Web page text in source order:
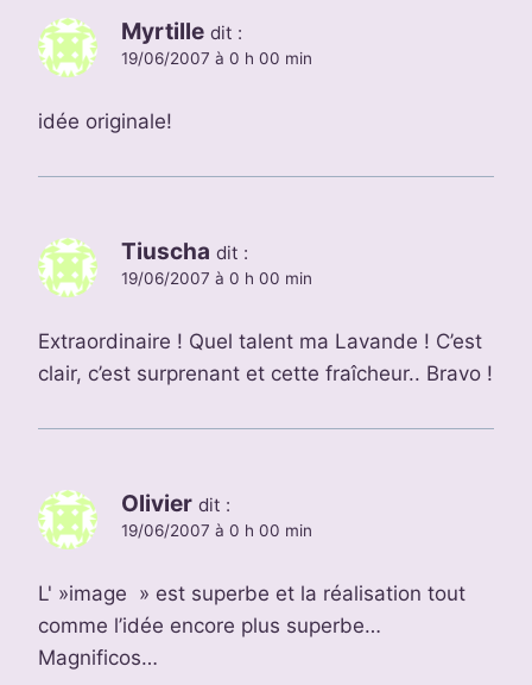
Myrtille dit :
19/06/2007 à 0 h 00 min
idée originale!
Tiuscha dit :
19/06/2007 à 0 h 00 min
Extraordinaire ! Quel talent ma Lavande ! C’est
clair, c’est surprenant et cette fraîcheur.. Bravo !
Olivier dit :
19/06/2007 à 0 h 00 min
L' »image » est superbe et la réalisation tout
comme l’idée encore plus superbe…
Magnificos…